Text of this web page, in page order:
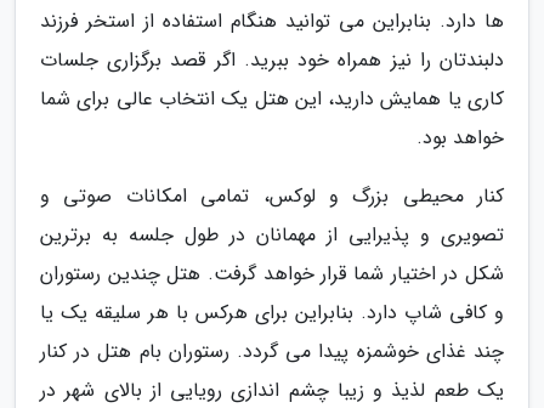
ها دارد. بنابراین می توانید هنگام استفاده از استخر فرزند
دلبندتان را نیز همراه خود ببرید. اگر قصد برگزاری جلسات
کاری یا همایش دارید، این هتل یک انتخاب عالی برای شما
خواهد بود.
کنار محیطی بزرگ و لوکس، تمامی امکانات صوتی و
تصویری و پذیرایی از مهمانان در طول جلسه به برترین
شکل در اختیار شما قرار خواهد گرفت. هتل چندین رستوران
و کافی شاپ دارد. بنابراین برای هرکس با هر سلیقه یک یا
چند غذای خوشمزه پیدا می گردد. رستوران بام هتل در کنار
یک طعم لذیذ و زیبا چشم اندازی رویایی از بالای شهر در